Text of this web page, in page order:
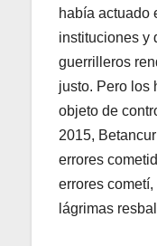
había actuado
instituciones y
guerrilleros
justo. Pero los
objeto de
2015,
errores
errores
lágrimas